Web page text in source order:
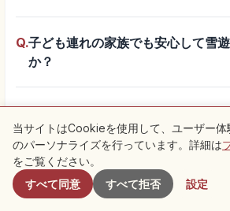
Q.子ども連れの家族でも安心して雪
か？
Q.関東から日帰りで雪遊びができる
か？
Q.雪道を歩くときに気をつけるべきこ
旅行を知る 全国を探索
当サイトはCookieを使用して、ユーザー
のパーソナライズを行っています。詳細は
をご覧ください。
すべて同意
すべて拒否 設定